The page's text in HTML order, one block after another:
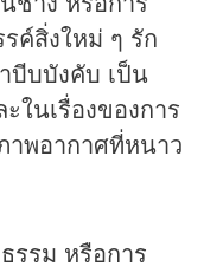
ค์สิ่งใหม่ ๆ รัก
บีบบังคับ เป็น
ในเรื่องของการ
าพอากาศที่หนาว
รรม หรือการ